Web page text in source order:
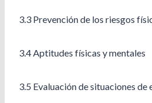
3.3 Prevención de los riesgos
3.4 Aptitudes físicas y mentales
3.5 Evaluación de situaciones de